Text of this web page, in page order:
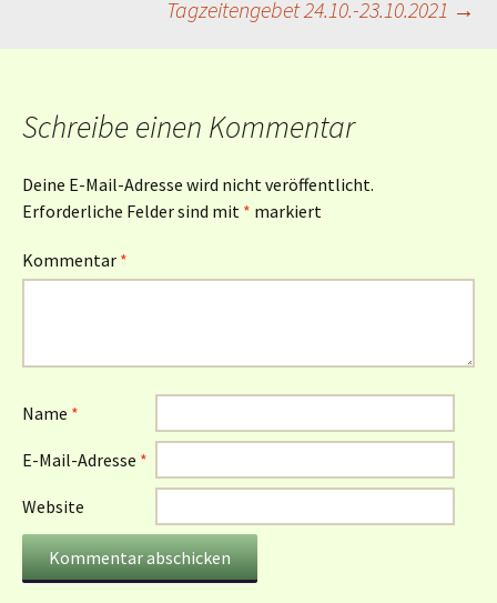
Tagzeitengebet 24.10.-23.10.2021 →
Schreibe einen Kommentar
Deine E-Mail-Adresse wird nicht veröffentlicht.
Erforderliche Felder sind mit * markiert
Kommentar *
Name *
E-Mail-Adresse *
Website